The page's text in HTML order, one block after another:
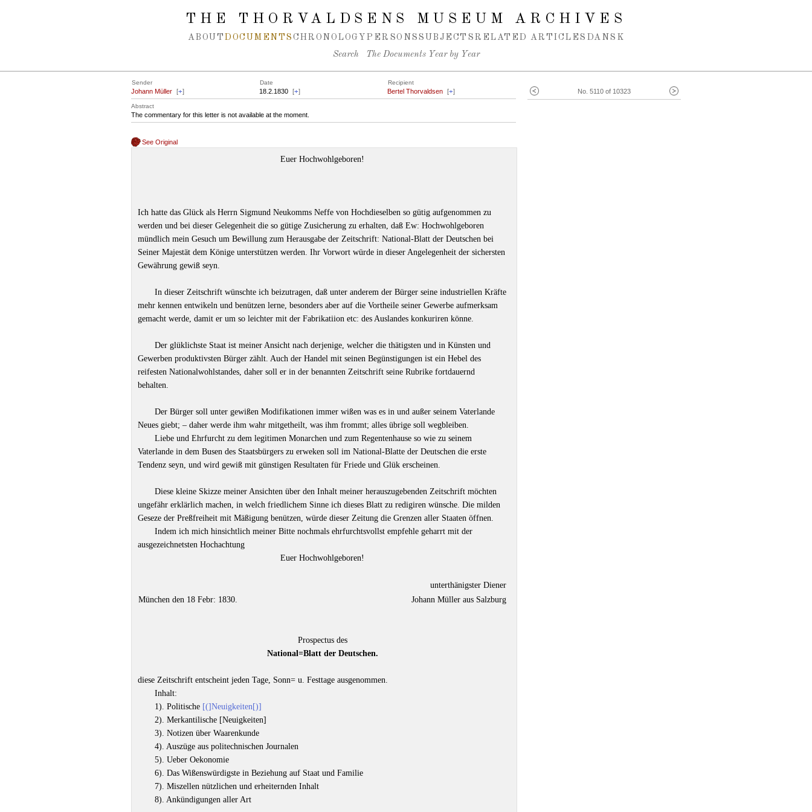
THE THORVALDSENS MUSEUM ARCHIVES
ABOUT DOCUMENTS CHRONOLOGY PERSONS SUBJECTS RELATED ARTICLES DANSK
Search The Documents Year by Year
No. 5110 of 10323
Sender Date Recipient
Johann Müller [+] 18.2.1830 [+] Bertel Thorvaldsen [+]
Abstract
The commentary for this letter is not available at the moment.
See Original
Euer Hochwohlgeboren!
Ich hatte das Glück als Herrn Sigmund Neukomms Neffe von Hochdieselben so gütig aufgenommen zu
werden und bei dieser Gelegenheit die so gütige Zusicherung zu erhalten, daß Ew: Hochwohlgeboren
mündlich mein Gesuch um Bewillung zum Herausgabe der Zeitschrift: National-Blatt der Deutschen bei
Seiner Majestät dem Könige unterstützen werden. Ihr Vorwort würde in dieser Angelegenheit der sichersten
Gewährung gewiß seyn.
In dieser Zeitschrift wünschte ich beizutragen, daß unter anderem der Bürger seine industriellen Kräfte
mehr kennen entwikeln und benützen lerne, besonders aber auf die Vortheile seiner Gewerbe aufmerksam
gemacht werde, damit er um so leichter mit der Fabrikatiion etc: des Auslandes konkuriren könne.
Der glüklichste Staat ist meiner Ansicht nach derjenige, welcher die thätigsten und in Künsten und
Gewerben produktivsten Bürger zählt. Auch der Handel mit seinen Begünstigungen ist ein Hebel des
reifesten Nationalwohlstandes, daher soll er in der benannten Zeitschrift seine Rubrike fortdauernd
behalten.
Der Bürger soll unter gewißen Modifikationen immer wißen was es in und außer seinem Vaterlande
Neues giebt; – daher werde ihm wahr mitgetheilt, was ihm frommt; alles übrige soll wegbleiben.
Liebe und Ehrfurcht zu dem legitimen Monarchen und zum Regentenhause so wie zu seinem
Vaterlande in dem Busen des Staatsbürgers zu erweken soll im National-Blatte der Deutschen die erste
Tendenz seyn, und wird gewiß mit günstigen Resultaten für Friede und Glük erscheinen.
Diese kleine Skizze meiner Ansichten über den Inhalt meiner herauszugebenden Zeitschrift möchten
ungefähr erklärlich machen, in welch friedlichem Sinne ich dieses Blatt zu redigiren wünsche. Die milden
Geseze der Preßfreiheit mit Mäßigung benützen, würde dieser Zeitung die Grenzen aller Staaten öffnen.
Indem ich mich hinsichtlich meiner Bitte nochmals ehrfurchtsvollst empfehle geharrt mit der
ausgezeichnetsten Hochachtung
Euer Hochwohlgeboren!
unterthänigster Diener
München den 18 Febr: 1830.
Johann Müller aus Salzburg
Prospectus des
National=Blatt der Deutschen.
diese Zeitschrift entscheint jeden Tage, Sonn= u. Festtage ausgenommen.
Inhalt:
1). Politische [(]Neuigkeiten[)]
2). Merkantilische [Neuigkeiten]
3). Notizen über Waarenkunde
4). Auszüge aus politechnischen Journalen
5). Ueber Oekonomie
6). Das Wißenswürdigste in Beziehung auf Staat und Familie
7). Miszellen nützlichen und erheiternden Inhalt
8). Ankündigungen aller Art